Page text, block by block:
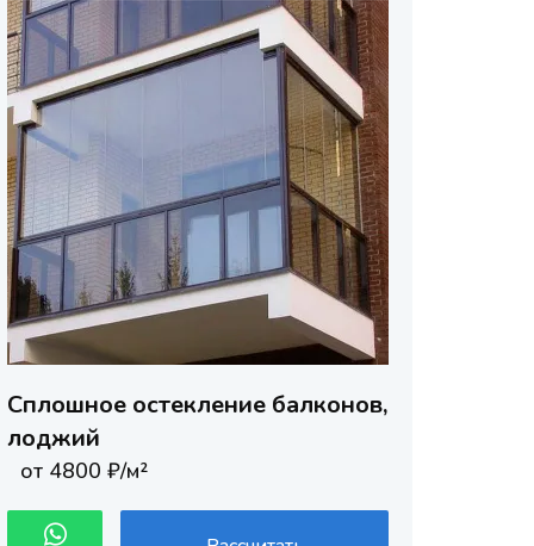
Сплошное остекление балконов,
лоджий
от 4800 ₽/м²